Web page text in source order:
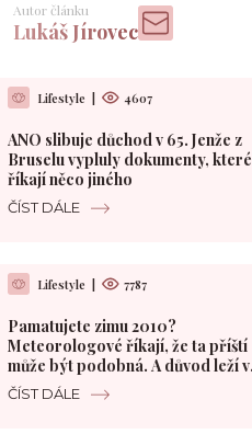
Autor článku
Lukáš Jírovec
Lifestyle 4607
ANO slibuje důchod v 65. Jenže z
Bruselu vypluly dokumenty, které
říkají něco jiného
ČÍST DÁLE
Lifestyle 7787
Pamatujete zimu 2010?
Meteorologové říkají, že ta příští
může být podobná. A důvod leží v
Pacifiku
ČÍST DÁLE